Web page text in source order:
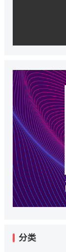
分类